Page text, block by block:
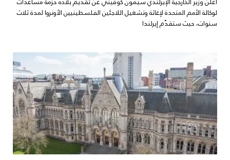
لوكالة الأمم المتحدة لإغاثة وتشغيل اللاجئين الفلسطينيين الأونروا لمدة ثلاث
سنوات، حيث ستقدّم إيرلندا